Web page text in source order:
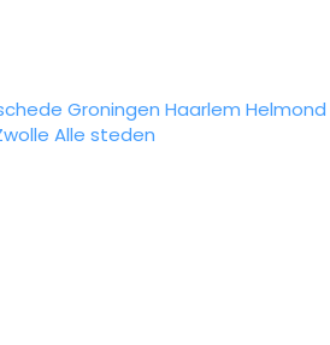
Groningen Haarlem Helmond
Alle steden